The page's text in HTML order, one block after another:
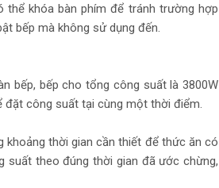
thể khóa bàn phím để tránh trường hợp
bếp mà không sử dụng đến.
bếp, bếp cho tổng công suất là 3800W
đặt công suất tại cùng một thời điểm.
khoảng thời gian cần thiết để thức ăn có
suất theo đúng thời gian đã ước chừng,